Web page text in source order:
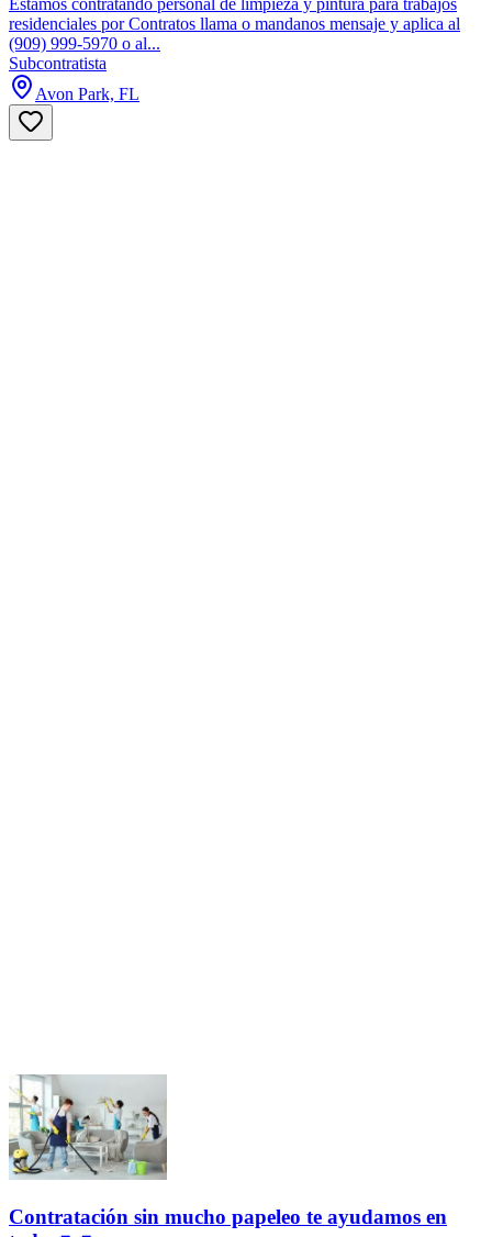
Estamos contratando personal de limpieza y pintura para trabajos
residenciales por Contratos llama o mandanos mensaje y aplica al
(909) 999-5970 o al...
Subcontratista
Avon Park, FL
Contratación sin mucho papeleo te ayudamos en